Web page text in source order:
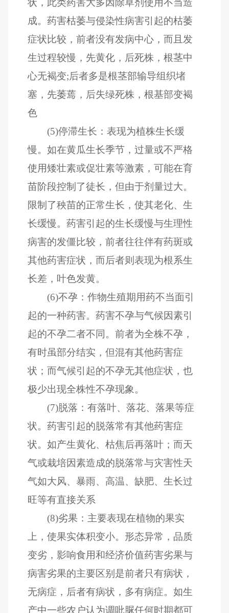
成。药害枯萎与侵染性病害引起的枯萎
症状比较，前者没有发病中心，而且发
生过程较慢，先黄化，后死株，根茎中
心无褐变;后者多是根茎部输导组织堵
塞，先萎蔫，后失绿死株，根基部变褐
色
(5)停滞生长：表现为植株生长缓
慢。如在黄瓜生长季节，过量或不严格
使用矮壮素或促壮素等激素，可能在育
苗阶段控制了徒长，但由于剂量过大。
限制了秧苗的正常生长，使其老化、生
长缓慢。药害引起的生长缓慢与生理性
病害的发僵比较，前者往往伴有药斑或
其他药害症状，而后者则表现为根系生
长差，叶色发黄。
(6)不孕：作物生殖期用药不当面引
起的一种药害。药害不孕与气候因素引
起的不孕二者不同。前者为全株不孕，
有时虽部分结实，但混有其他药害症
状；而气候引起的不孕无其他症状，也
极少出现全株性不孕现象。
(7)脱落：有落叶、落花、落果等症
状。药害引起的脱落常有其他药害症
状。如产生黄化、枯焦后再落叶；而天
气或栽培因素造成的脱落常与灾害性天
气如大风、暴雨、高温、缺肥、生长过
旺等有直接关系
(8)劣果：主要表现在植物的果实
上，使果实体积变小。形态异常，品质
变劣，影响食用和经济价值药害劣果与
病害劣果的主要区别是前者只有病状，
无病症，后者有病状，多有病症。如生
产中一些农户认为调吡脲任何时期都可